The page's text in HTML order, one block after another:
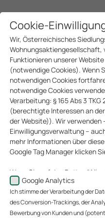
IMMO 360
2001
Gründungsjahr
Die immo 360 grad ist eine
der ÖSW AG mit Sitz in
Full-Service-Anbieter im
starken Team, langjähriger
Cookie-
Wir, Österreichisches
Wohnungsaktiengesellschaft,
Funktionieren unserer
(notwendige Cookies). Wenn
notwendigen Cookies
notwendige Cookies
Verarbeitung: § 165 Abs 3 TKG
(berechtigte Interessen an
der Website)). Wir verwenden
Einwilligungsverwaltung –
mehr Informationen über
Google Tag Manager klicken
Wenn Sie auf den Button "Alle
Daten zu Ihrem
Trackings (über welche
Besucher zu uns?), der
des Website-
Google Analytics
Ich stimme der Verarbeitung der
des Conversion-Trackings, der
Bewerbung von Kunden und